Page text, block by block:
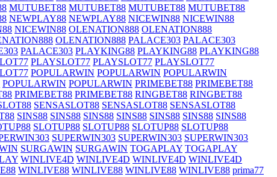
MUTUBET88 MUTUBET88 MUTUBET88 MUTUBET88
NEWPLAY88 NEWPLAY88 NICEWIN88 NICEWIN88
NICEWIN88 OLENATION888 OLENATION888
OLENATION888 PALACE303 PALACE303
PALACE303 PLAYKING88 PLAYKING88 PLAYKING88
PLAYSLOT77 PLAYSLOT77 PLAYSLOT77
POPULARWIN POPULARWIN POPULARWIN
POPULARWIN POPULARWIN PRIMEBET88 PRIMEBET88
PRIMEBET88 PRIMEBET88 RINGBET88 RINGBET88
SENSASLOT88 SENSASLOT88 SENSASLOT88
SINS88 SINS88 SINS88 SINS88 SINS88 SINS88 SINS88
SLOTUP88 SLOTUP88 SLOTUP88 SLOTUP88
SUPERWIN303 SUPERWIN303 SUPERWIN303
SURGAWIN SURGAWIN TOGAPLAY TOGAPLAY
WINLIVE4D WINLIVE4D WINLIVE4D WINLIVE4D
WINLIVE88 WINLIVE88 WINLIVE88 WINLIVE88 prima77